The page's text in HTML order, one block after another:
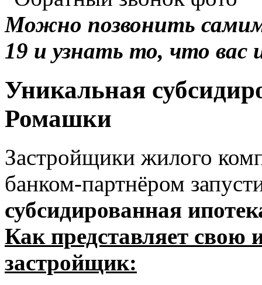
Можно позвонить
19 и узнать то, что вас
Уникальная
Ромашки
Застройщики жилого
банком-партнёром
субсидированная
Как представляет свою
застройщик: